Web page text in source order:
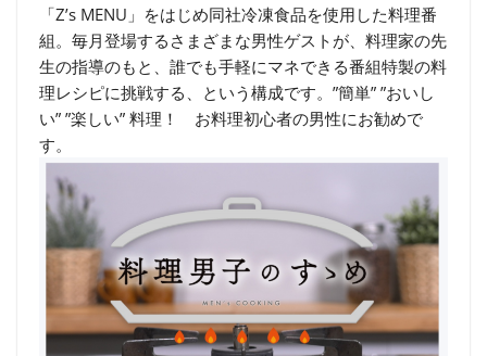
「Z’s MENU」をはじめ同社冷凍食品を使用した料理番
組。毎月登場するさまざまな男性ゲストが、料理家の先
生の指導のもと、誰でも手軽にマネできる番組特製の料
理レシピに挑戦する、という構成です。”簡単” ”おいし
い” ”楽しい” 料理！ お料理初心者の男性にお勧めで
す。